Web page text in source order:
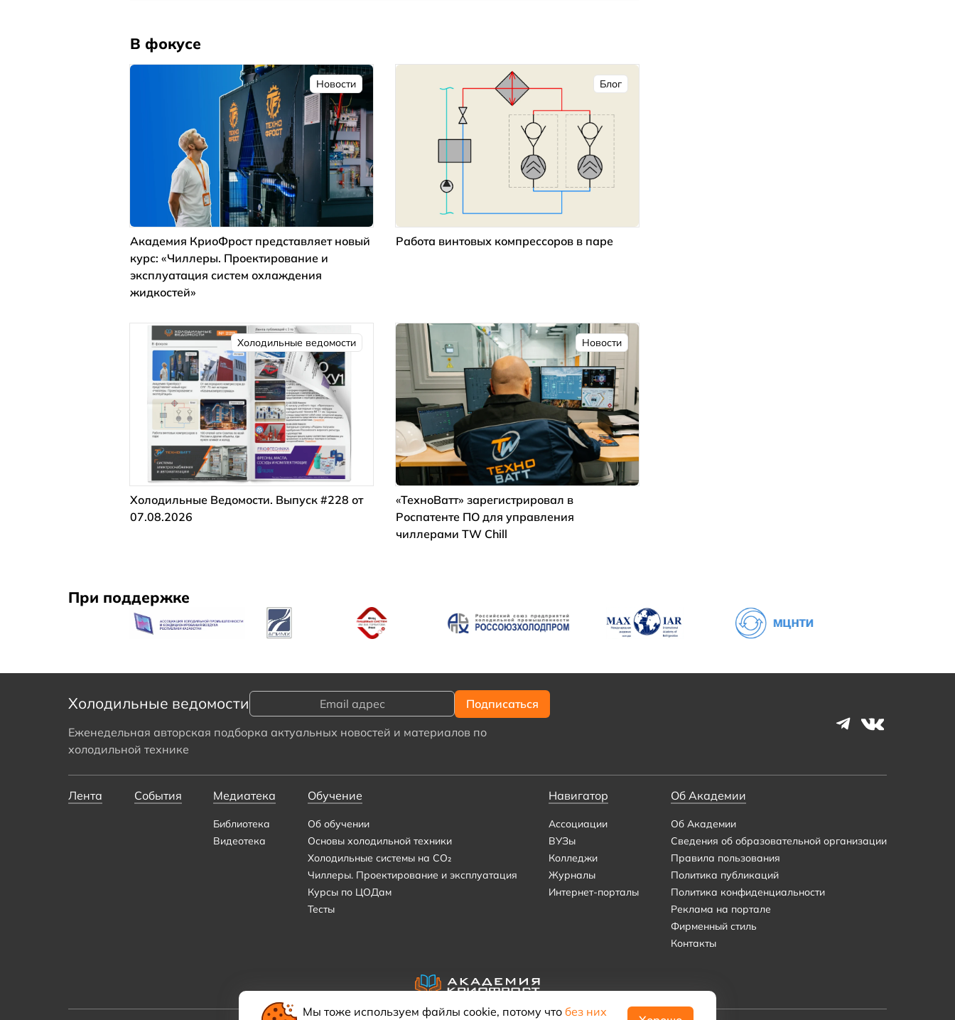
В фокусе
Новости
Академия КриоФрост представляет новый
курс: «Чиллеры. Проектирование и
эксплуатация систем охлаждения
жидкостей»
Блог
Работа винтовых компрессоров в паре
Холодильные ведомости
Холодильные Ведомости. Выпуск #228 от
07.08.2026
Новости
«ТехноВатт» зарегистрировал в
Роспатенте ПО для управления
чиллерами TW Chill
Мы тоже используем файлы cookie, потому что без них
При поддержке
Холодильные ведомости
Еженедельная авторская подборка актуальных новостей и материалов по
холодильной технике
Лента События Медиатека
Библиотека
Видеотека
Обучение
Об обучении
Основы холодильной техники
Холодильные системы на CO₂
Чиллеры. Проектирование и эксплуатация
Курсы по ЦОДам
Тесты
Навигатор
Ассоциации
ВУЗы
Колледжи
Журналы
Интернет-порталы
Об Академии
Об Академии
Сведения об образовательной организации
Правила пользования
Политика публикаций
Политика конфиденциальности
Реклама на портале
Фирменный стиль
Контакты